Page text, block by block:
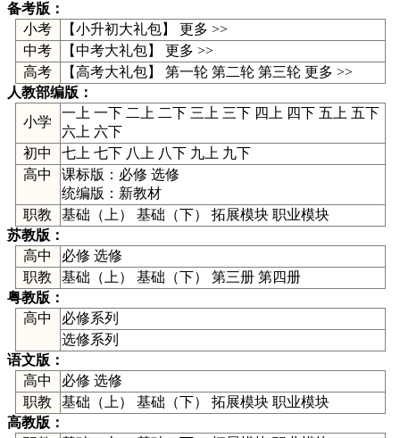
备考版：
小考
【小升初大礼包】 更多 >>
中考
【中考大礼包】 更多 >>
高考
【高考大礼包】 第一轮 第二轮 第三轮 更多 >>
人教部编版 ：
小学
一上 一下 二上 二下 三上 三下 四上 四下 五上 五下
六上 六下
初中
七上 七下 八上 八下 九上 九下
高中
课标版： 必修 选修
统编版： 新教材
职教
基础（上） 基础（下） 拓展模块 职业模块
苏教版 ：
高中
必修 选修
职教
基础（上） 基础（下） 第三册 第四册
粤教版 ：
高中
必修系列
选修系列
语文版 ：
高中
必修 选修
职教
基础（上） 基础（下） 拓展模块 职业模块
高教版 ：